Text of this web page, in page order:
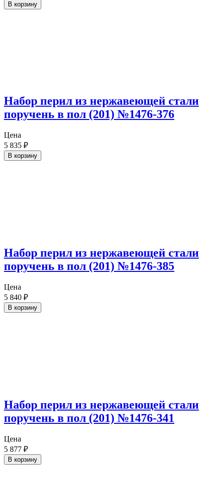
В корзину
Набор перил из нержавеющей стали
поручень в пол (201) №1476-376
Цена
5 835 ₽
В корзину
Набор перил из нержавеющей стали
поручень в пол (201) №1476-385
Цена
5 840 ₽
В корзину
Набор перил из нержавеющей стали
поручень в пол (201) №1476-341
Цена
5 877 ₽
В корзину